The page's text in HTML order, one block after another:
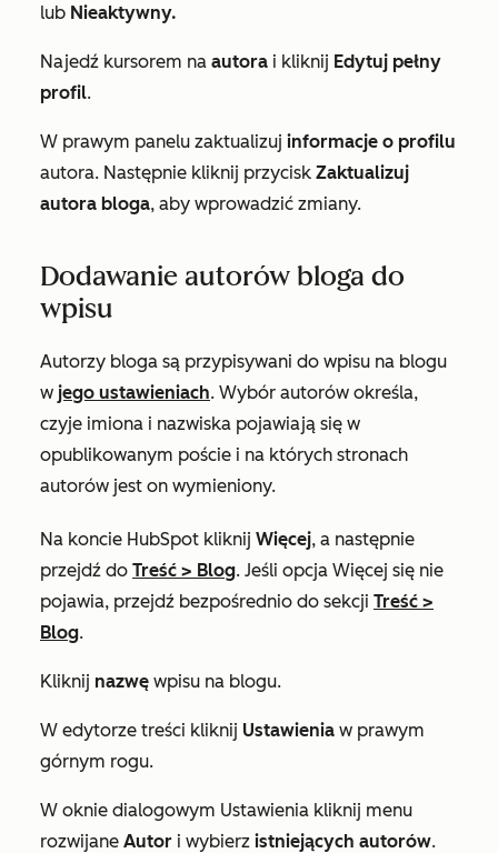
lub Nieaktywny.
Najedź kursorem na autora i kliknij Edytuj pełny
profil.
W prawym panelu zaktualizuj informacje o profilu
autora. Następnie kliknij przycisk Zaktualizuj
autora bloga, aby wprowadzić zmiany.
Dodawanie autorów bloga do
wpisu
Autorzy bloga są przypisywani do wpisu na blogu
w jego ustawieniach. Wybór autorów określa,
czyje imiona i nazwiska pojawiają się w
opublikowanym poście i na których stronach
autorów jest on wymieniony.
Na koncie HubSpot kliknij Więcej, a następnie
przejdź do Treść > Blog. Jeśli opcja Więcej się nie
pojawia, przejdź bezpośrednio do sekcji Treść >
Blog.
Kliknij nazwę wpisu na blogu.
W edytorze treści kliknij Ustawienia w prawym
górnym rogu.
W oknie dialogowym Ustawienia kliknij menu
rozwijane Autor i wybierz istniejących autorów.